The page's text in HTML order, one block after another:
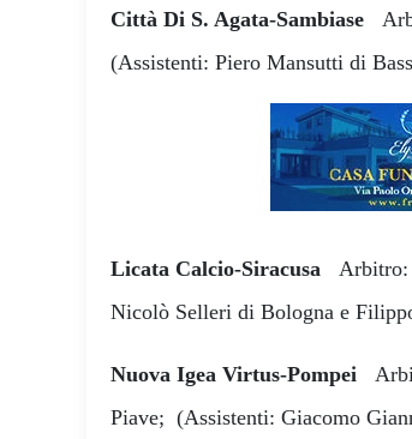
Città Di S. Agata-Sambiase
(Assistenti: Piero Mansutti di
Licata Calcio-Siracusa Arbitro:
Nicolò Selleri di Bologna e
Nuova Igea Virtus-Pompei
Piave; (Assistenti: Giacomo